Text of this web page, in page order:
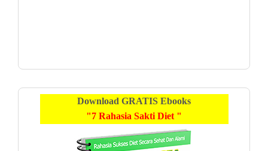
Download GRATIS Ebooks
"7 Rahasia Sakti Diet "